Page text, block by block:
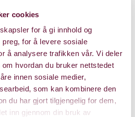
cookies
for å gi innhold og
for å levere sosiale
å analysere trafikken vår. Vi deler
hvordan du bruker nettstedet
innen sosiale medier,
som kan kombinere den
du har gjort tilgjengelig for dem,
inn gjennom din bruk av
0 - 240